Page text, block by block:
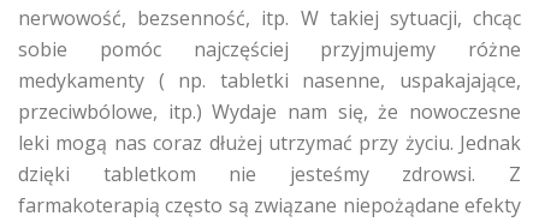
nerwowość, bezsenność, itp. W takiej sytuacji, chcąc
sobie pomóc najczęściej przyjmujemy różne
medykamenty ( np. tabletki nasenne, uspakajające,
przeciwbólowe, itp.) Wydaje nam się, że nowoczesne
leki mogą nas coraz dłużej utrzymać przy życiu. Jednak
dzięki tabletkom nie jesteśmy zdrowsi. Z
farmakoterapią często są związane niepożądane efekty